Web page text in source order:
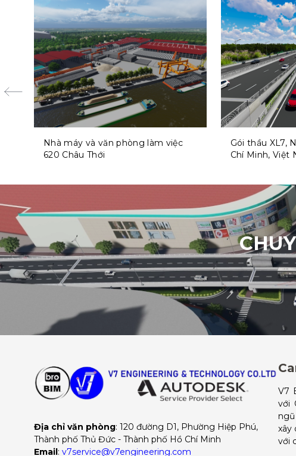
Nhà máy và văn phòng làm việc
620 Châu Thới
Gói thầu XL7,
Chí Minh, Việt
Địa chỉ văn phòng: 120 đường D1, Phường Hiệp Phú,
Thành phố Thủ Đức - Thành phố Hồ Chí Minh
Email: v7service@v7engineering.com
V7
với
xây
với